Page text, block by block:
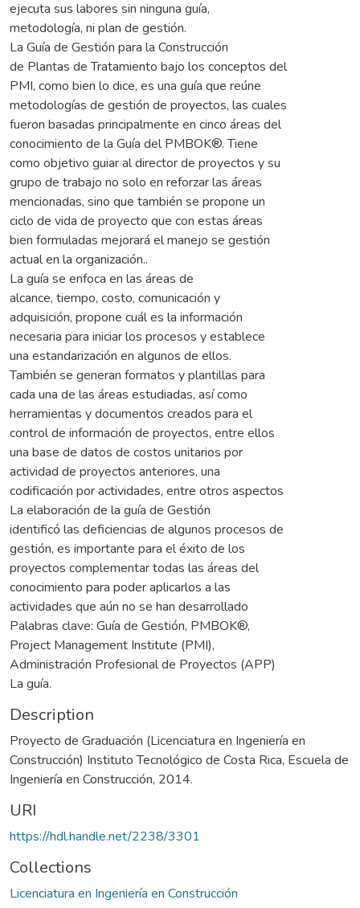
ejecuta sus labores sin ninguna guía,
metodología, ni plan de gestión.
La Guía de Gestión para la Construcción
de Plantas de Tratamiento bajo los conceptos del
PMI, como bien lo dice, es una guía que reúne
metodologías de gestión de proyectos, las cuales
fueron basadas principalmente en cinco áreas del
conocimiento de la Guía del PMBOK®. Tiene
como objetivo guiar al director de proyectos y su
grupo de trabajo no solo en reforzar las áreas
mencionadas, sino que también se propone un
ciclo de vida de proyecto que con estas áreas
bien formuladas mejorará el manejo se gestión
actual en la organización..
La guía se enfoca en las áreas de
alcance, tiempo, costo, comunicación y
adquisición, propone cuál es la información
necesaria para iniciar los procesos y establece
una estandarización en algunos de ellos.
También se generan formatos y plantillas para
cada una de las áreas estudiadas, así como
herramientas y documentos creados para el
control de información de proyectos, entre ellos
una base de datos de costos unitarios por
actividad de proyectos anteriores, una
codificación por actividades, entre otros aspectos
La elaboración de la guía de Gestión
identificó las deficiencias de algunos procesos de
gestión, es importante para el éxito de los
proyectos complementar todas las áreas del
conocimiento para poder aplicarlos a las
actividades que aún no se han desarrollado
Palabras clave: Guía de Gestión, PMBOK®,
Project Management Institute (PMI),
Administración Profesional de Proyectos (APP)
La guía.
Description
Proyecto de Graduación (Licenciatura en Ingeniería en
Construcción) Instituto Tecnológico de Costa Rica, Escuela de
Ingeniería en Construcción, 2014.
URI
https://hdl.handle.net/2238/3301
Collections
Licenciatura en Ingeniería en Construcción